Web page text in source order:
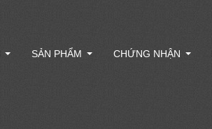
SẢN PHẨM CHỨNG NHẬN